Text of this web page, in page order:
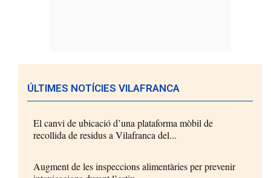
ÚLTIMES NOTÍCIES VILAFRANCA
El canvi de ubicació d’una plataforma mòbil de
recollida de residus a Vilafranca del...
Augment de les inspeccions alimentàries per prevenir